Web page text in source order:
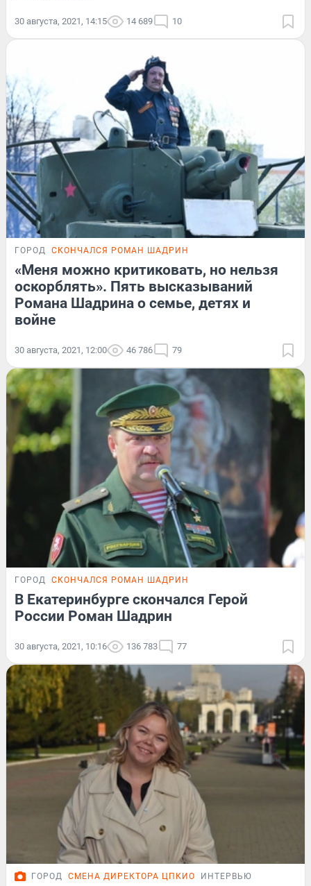
30 августа, 2021, 14:15 14 689 10
ГОРОД СКОНЧАЛСЯ РОМАН ШАДРИН
«Меня можно критиковать, но нельзя
оскорблять». Пять высказываний
Романа Шадрина о семье, детях и
войне
30 августа, 2021, 12:00 46 786 79
ГОРОД СКОНЧАЛСЯ РОМАН ШАДРИН
В Екатеринбурге скончался Герой
России Роман Шадрин
30 августа, 2021, 10:16 136 783 77
ГОРОД СМЕНА ДИРЕКТОРА ЦПКИО ИНТЕРВЬЮ